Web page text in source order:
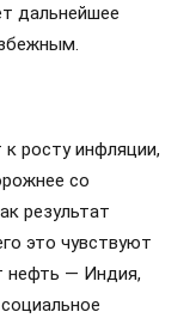
дальнейшее
росту инфляции,
со
результат
это чувствуют
нефть — Индия,